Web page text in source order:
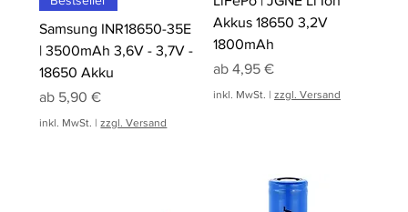
Samsung INR18650-35E
| 3500mAh 3,6V - 3,7V -
18650 Akku
ab 5,90 €
Sale-Preis
inkl. MwSt. |zzgl. Versand
Akkus 18650 3,2V
1800mAh
ab 4,95 €
Sale-Preis
inkl. MwSt. | zzgl. Versand